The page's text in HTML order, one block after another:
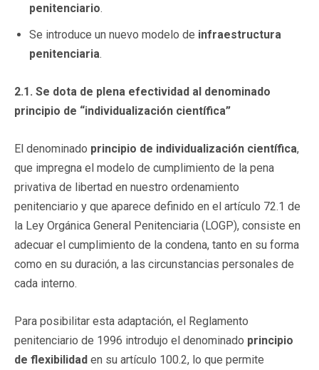
penitenciario.
Se introduce un nuevo modelo de infraestructura
penitenciaria.
2.1. Se dota de plena efectividad al denominado
principio de “individualización científica”
El denominado principio de individualización científica,
que impregna el modelo de cumplimiento de la pena
privativa de libertad en nuestro ordenamiento
penitenciario y que aparece definido en el artículo 72.1 de
la Ley Orgánica General Penitenciaria (LOGP), consiste en
adecuar el cumplimiento de la condena, tanto en su forma
como en su duración, a las circunstancias personales de
cada interno.
Para posibilitar esta adaptación, el Reglamento
penitenciario de 1996 introdujo el denominado principio
de flexibilidad en su artículo 100.2, lo que permite